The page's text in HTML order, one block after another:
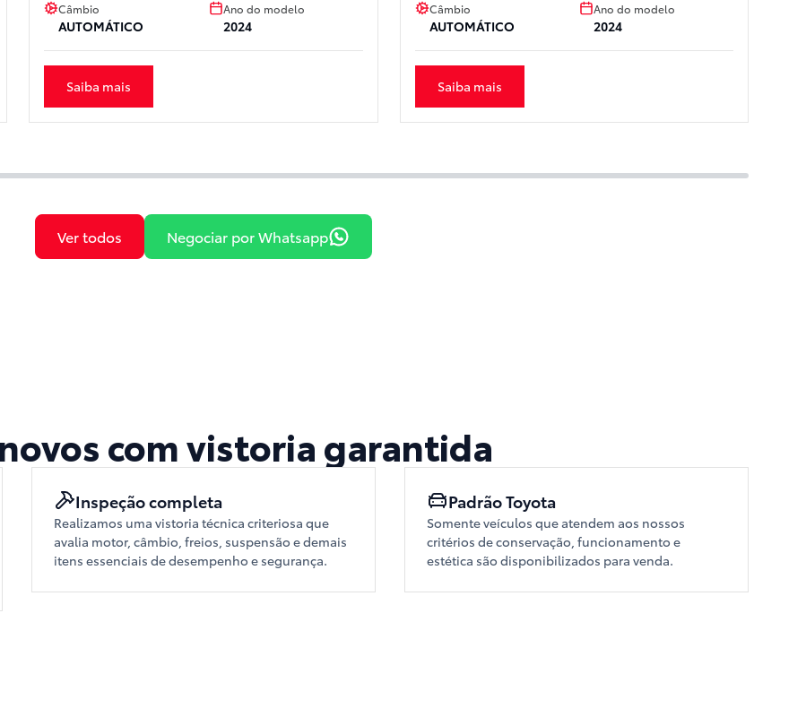
Câmbio
AUTOMÁTICO
Ano do modelo
2024
Saiba mais
Câmbio
AUTOMÁTICO
Ano do modelo
2024
Saiba mais
Ver todos Negociar por Whatsapp
com vistoria garantida
Inspeção completa
Realizamos uma vistoria técnica criteriosa que
avalia motor, câmbio, freios, suspensão e demais
itens essenciais de desempenho e segurança.
Padrão Toyota
Somente veículos que atendem aos nossos
critérios de conservação, funcionamento e
estética são disponibilizados para venda.